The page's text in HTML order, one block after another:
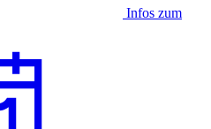
Infos zum